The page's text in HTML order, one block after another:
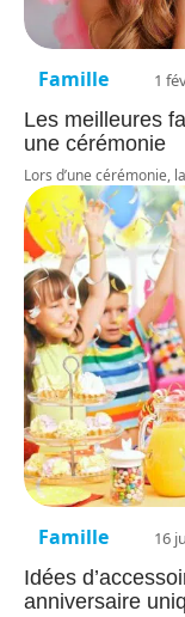
Famille 1
Les meilleures
une cérémonie
Lors d’une cérémonie,
Famille 16
Idées
anniversaire